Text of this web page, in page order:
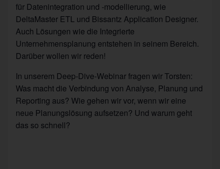
für Datenintegration und -modellierung, wie
DeltaMaster ETL und Bissantz Application Designer.
Auch Lösungen wie die Integrierte
Unternehmensplanung entstehen in seinem Bereich.
Darüber wollen wir reden!
In unserem Deep-Dive-Webinar fragen wir Torsten:
Was macht die Verbindung von Analyse, Planung und
Reporting aus? Wie gehen wir vor, wenn wir eine
neue Planungslösung aufsetzen? Und warum geht
das so schnell?